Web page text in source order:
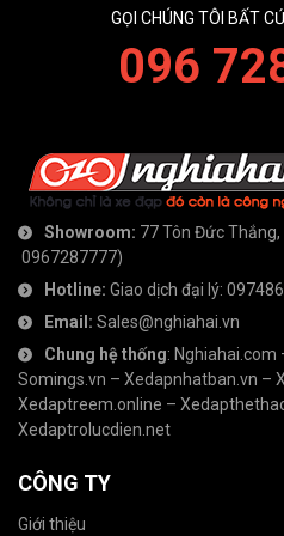
GỌI CHÚNG TÔI BẤT
096
Showroom: 77 Tôn Đức Thắng,
0967287777)
Hotline: Giao dịch đại lý:
Email: Sales@nghiahai.vn
Chung hệ thống: Nghiahai.com
Somings.vn – Xedapnhatban.vn –
Xedaptreem.online –
Xedaptrolucdien.net
CÔNG TY
Giới thiệu